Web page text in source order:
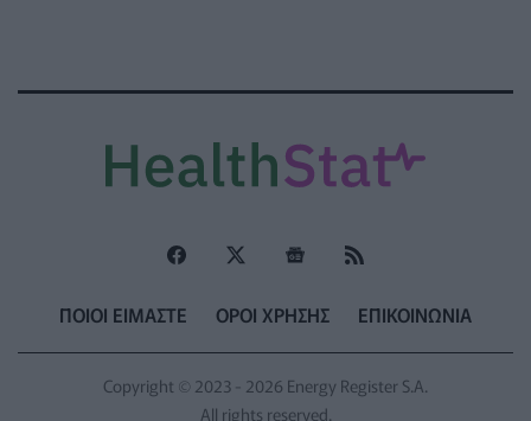
ΠΟΙΟΙ ΕΙΜΑΣΤΕ ΟΡΟΙ ΧΡΗΣΗΣ ΕΠΙΚΟΙΝΩΝΙΑ
Copyright © 2023 - 2026 Energy Register S.A.
All rights reserved.